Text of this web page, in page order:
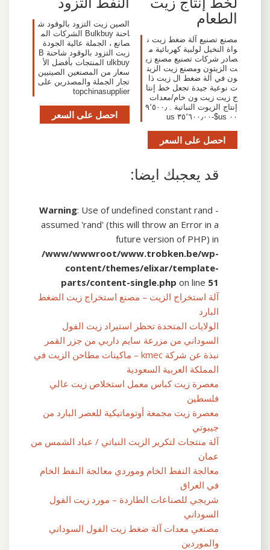
الطعام
مصنع تصنيع آلة ضغط زيت ن
واة النخيل لولبية كهربائية م
صادر شركات تصنيع مصنع زي
ت الزيتون ومصنع زيت الزيت
ون في آلة ضغط ال زيت ذا
ت نوعية جيدة تجعل خط إنتا
ج زيت زيت ون خام/معدات
إنتاج الزيوت النباتية . ٩٬٥٠٠٫
٠٠ us$-٣٥٬٦٠٠٫٠٠ us
احصل على السعر
الصين زيت التزود بالوقود ش
احنة Bulkbuy الشركات الم
صانع ، الجملة عالية الجودة
زيت التزود بالوقود شاحنة B
ulkbuy المنتجات بأفضل الأ
سعار من المصنعين الصينيين
تجار الجملة والمصدرين على
topchinasupplier
احصل على السعر
قد يعجبك ايضا:
Warning: Use of undefined constant rand -
assumed 'rand' (this will throw an Error in a
future version of PHP) in
/www/wwwroot/www.trobken.be/wp-
content/themes/elixar/template-
parts/content-single.php on line 51
آلة استخراج الزيت – مصنع استخراج زيت الضغط
البارد
الولايات المتحدة تحظر استيراد زيت الفول
السوداني من مزرعة سايم داربي من جزر القمر
نبذة عن شركة kmec – ماكينات مطاحن الزيت في
المملكة العربية السعودية
معصرة زيت كباس معمل استخلاص زيت عالي
فلسطين
معصرة زيت مجمعة أوتوماتيكية للعصر البارد من
جيبوتي
آلة منتجات لتكرير الزيت النباتي / عباد الشمس من
عمان
معالجة النفط الخام وموردي معالجة النفط الخام
في العراق
شريجي للصناعات الطاردة – مورد زيت الفول
السوداني
مصنعي معدات آلة ضغط زيت الفول السوداني
والموردين